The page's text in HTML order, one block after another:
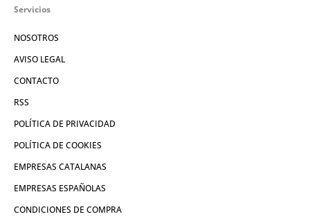
Servicios
NOSOTROS
AVISO LEGAL
CONTACTO
RSS
POLÍTICA DE PRIVACIDAD
POLÍTICA DE COOKIES
EMPRESAS CATALANAS
EMPRESAS ESPAÑOLAS
CONDICIONES DE COMPRA